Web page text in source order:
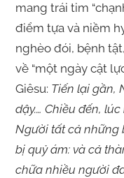
mang trái tim
điểm tựa và niềm
nghèo đói, bệnh
về “một ngày cật
Giêsu: Tiến lại gần,
dậy.… Chiều đến,
Người tất cả những
bị quỷ ám: và cả
chữa nhiều người